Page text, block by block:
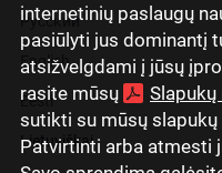
internetinių paslaugų
pasiūlyti jus dominantį
atsižvelgdami į jūsų
rasite mūsų
sutikti su mūsų
Patvirtinti arba atmesti
Русский
English
Eesti
Lietuviškai